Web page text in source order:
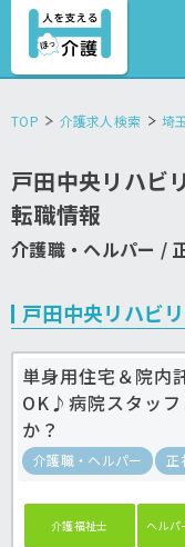
TOP 介護求人検索 埼
戸田中央リハビ
転職情報
介護職・ヘルパー /
戸田中央リハビ
単身用住宅＆院内
OK♪病院スタッフ
か？
介護職・ヘルパー 正
介護福祉士 ヘルパ